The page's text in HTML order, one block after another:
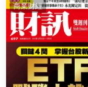
商業财經